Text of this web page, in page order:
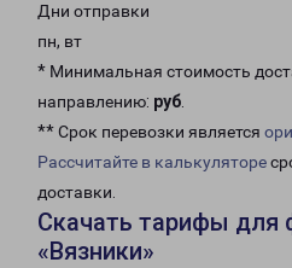
Дни отправки
пн, вт
* Минимальная стоимость
направлению: руб.
** Срок перевозки является
Рассчитайте в калькуляторе
доставки.
Скачать тарифы для
«Вязники»